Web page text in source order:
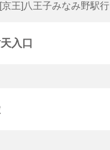
京王]八王子みなみ野駅行
入口